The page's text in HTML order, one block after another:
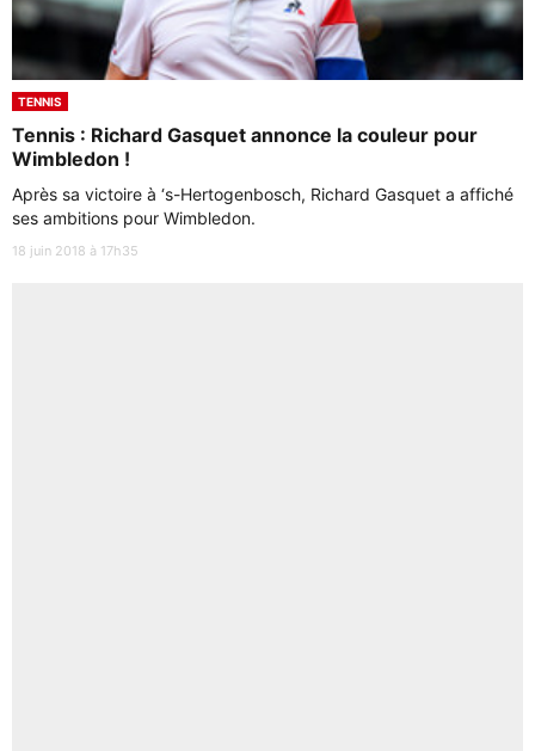
TENNIS
Tennis : Richard Gasquet annonce la couleur pour
Wimbledon !
Après sa victoire à ‘s-Hertogenbosch, Richard Gasquet a affiché
ses ambitions pour Wimbledon.
18 juin 2018 à 17h35